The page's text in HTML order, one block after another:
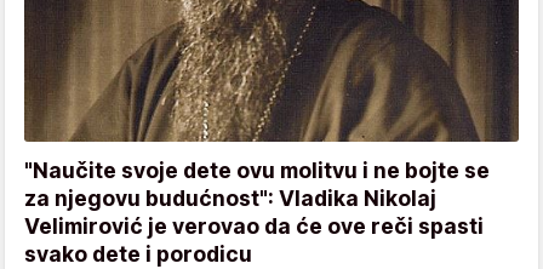
"Naučite svoje dete ovu molitvu i ne bojte se
za njegovu budućnost": Vladika Nikolaj
Velimirović je verovao da će ove reči spasti
svako dete i porodicu